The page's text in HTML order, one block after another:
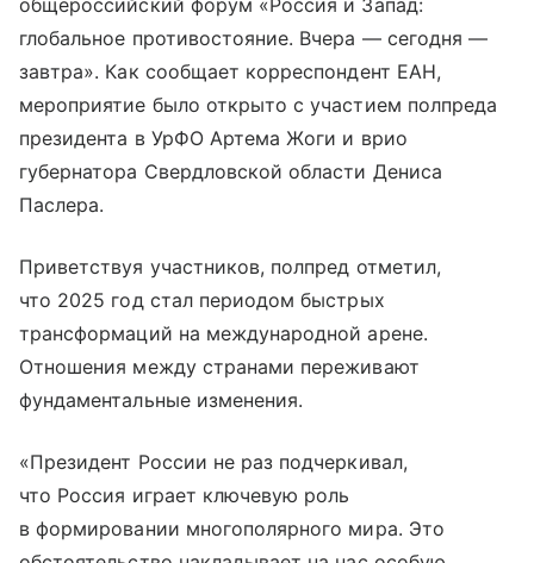
глобальное противостояние. Вчера — сегодня —
завтра». Как сообщает корреспондент ЕАН,
мероприятие было открыто с участием полпреда
президента в УрФО Артема Жоги и врио
губернатора Свердловской области Дениса
Паслера.
Приветствуя участников, полпред отметил,
что 2025 год стал периодом быстрых
трансформаций на международной арене.
Отношения между странами переживают
фундаментальные изменения.
«Президент России не раз подчеркивал,
что Россия играет ключевую роль
в формировании многополярного мира. Это